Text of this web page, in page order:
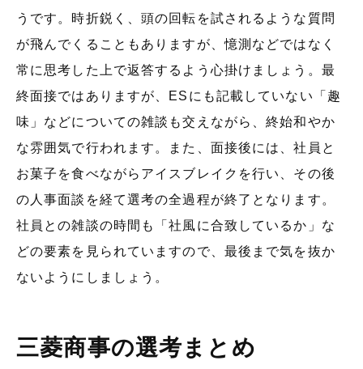
うです。時折鋭く、頭の回転を試されるような質問
が飛んでくることもありますが、憶測などではなく
常に思考した上で返答するよう心掛けましょう。最
終面接ではありますが、ESにも記載していない「趣
味」などについての雑談も交えながら、終始和やか
な雰囲気で行われます。また、面接後には、社員と
お菓子を食べながらアイスブレイクを行い、その後
の人事面談を経て選考の全過程が終了となります。
社員との雑談の時間も「社風に合致しているか」な
どの要素を見られていますので、最後まで気を抜か
ないようにしましょう。
三菱商事の選考まとめ